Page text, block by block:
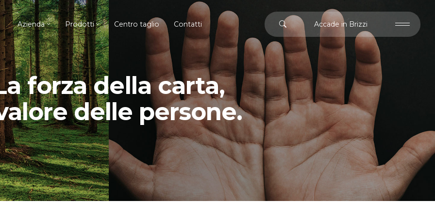
Azienda Prodotti Centro taglio Contatti Accade in Brizzi
forza della carta,
delle persone.